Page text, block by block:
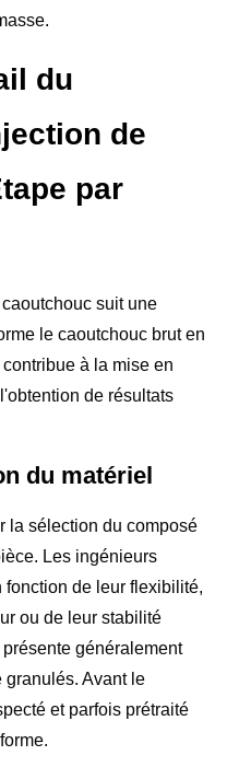
du
de
par
suit une
le caoutchouc brut en
à la mise en
de résultats
du matériel
la sélection du composé
Les ingénieurs
de leur flexibilité,
ou de leur stabilité
généralement
granulés. Avant le
et parfois prétraité